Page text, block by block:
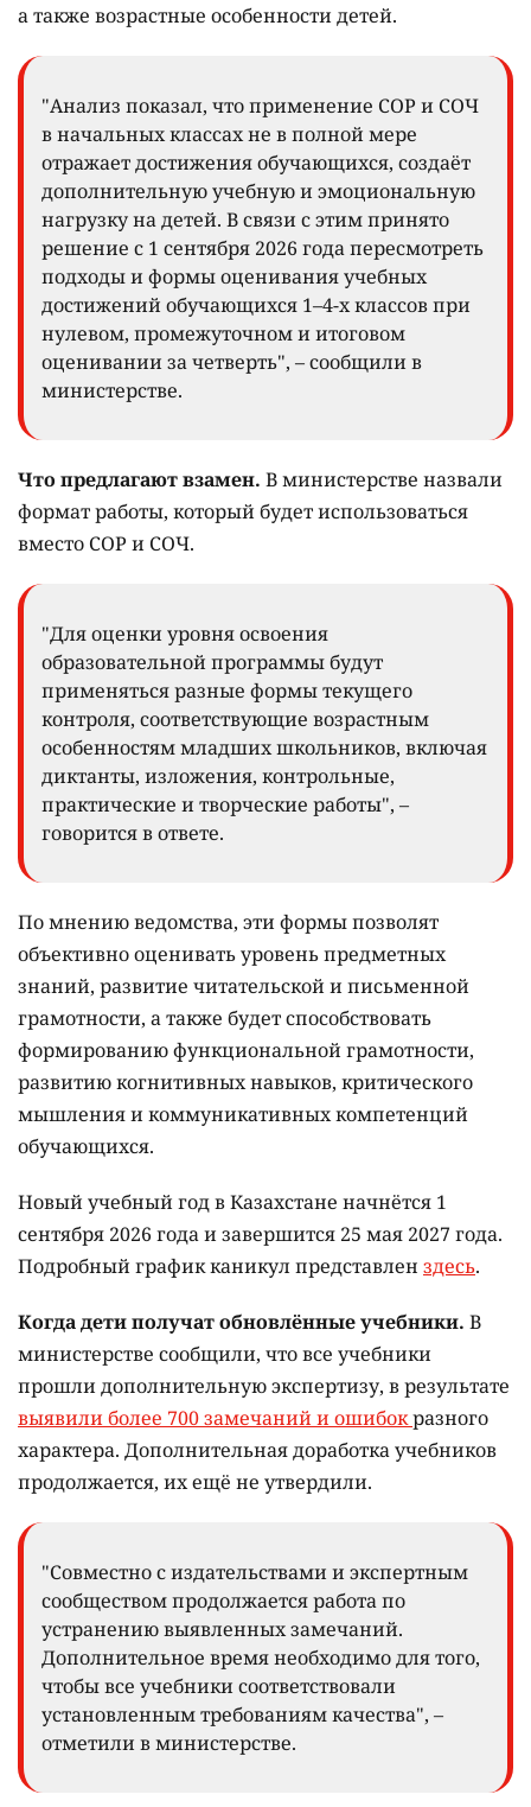
а также возрастные особенности детей.
"Анализ показал, что применение СОР и СОЧ
в начальных классах не в полной мере
отражает достижения обучающихся, создаёт
дополнительную учебную и эмоциональную
нагрузку на детей. В связи с этим принято
решение с 1 сентября 2026 года пересмотреть
подходы и формы оценивания учебных
достижений обучающихся 1–4-х классов при
нулевом, промежуточном и итоговом
оценивании за четверть", – сообщили в
министерстве.
Что предлагают взамен. В министерстве назвали
формат работы, который будет использоваться
вместо СОР и СОЧ.
"Для оценки уровня освоения
образовательной программы будут
применяться разные формы текущего
контроля, соответствующие возрастным
особенностям младших школьников, включая
диктанты, изложения, контрольные,
практические и творческие работы", –
говорится в ответе.
По мнению ведомства, эти формы позволят
объективно оценивать уровень предметных
знаний, развитие читательской и письменной
грамотности, а также будет способствовать
формированию функциональной грамотности,
развитию когнитивных навыков, критического
мышления и коммуникативных компетенций
обучающихся.
Новый учебный год в Казахстане начнётся 1
сентября 2026 года и завершится 25 мая 2027 года.
Подробный график каникул представлен здесь.
Когда дети получат обновлённые учебники. В
министерстве сообщили, что все учебники
прошли дополнительную экспертизу, в результате
выявили более 700 замечаний и ошибокразного
характера. Дополнительная доработка учебников
продолжается, их ещё не утвердили.
"Совместно с издательствами и экспертным
сообществом продолжается работа по
устранению выявленных замечаний.
Дополнительное время необходимо для того,
чтобы все учебники соответствовали
установленным требованиям качества", –
отметили в министерстве.